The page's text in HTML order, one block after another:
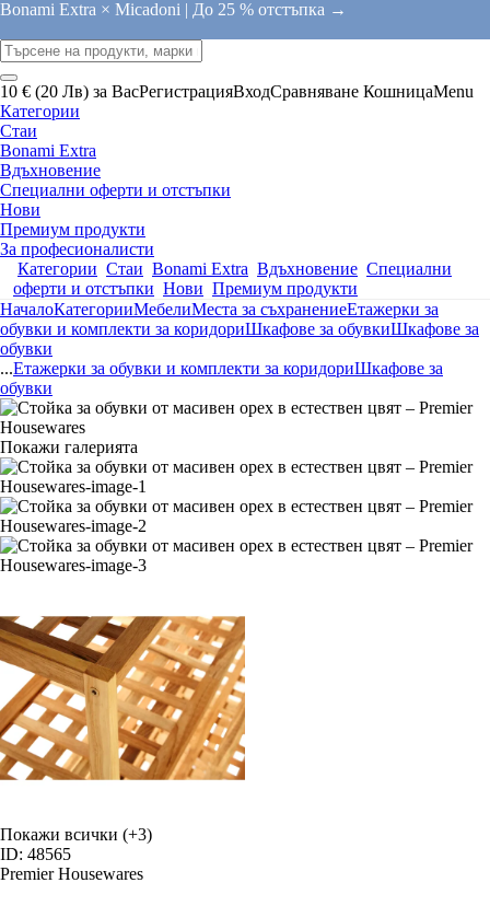
Bonami Extra × Micadoni | До 25 % отстъпка →
10 € (20 Лв) за ВасРегистрацияВходСравняване КошницаMenu
Категории
Стаи
Bonami Extra
Вдъхновение
Специални оферти и отстъпки
Нови
Премиум продукти
За професионалисти
Категории Стаи Bonami Extra Вдъхновение Специални
оферти и отстъпки Нови Премиум продукти
НачалоКатегорииМебелиМеста за съхранениеЕтажерки за
обувки и комплекти за коридориШкафове за обувкиШкафове за
обувки
...Етажерки за обувки и комплекти за коридориШкафове за
обувки
Покажи галерията
Покажи всички (+3)
ID: 48565
Premier Housewares